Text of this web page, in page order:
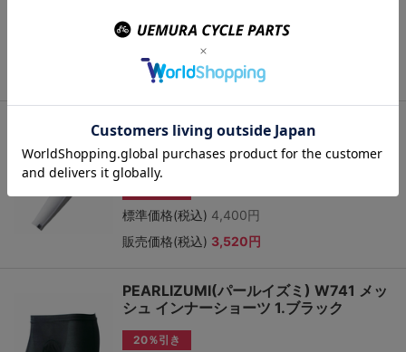
20％引き
標準価格(税込)
販売価格(税込) 12,320円
PEARLIZUMI(パールイズミ) W401 コー
ルドシェイドアームカバー 10.ホワイト
レディース
標準価格(税込) 4,400円
販売価格(税込) 3,520円
PEARLIZUMI(パールイズミ) W741 メッ
シュ インナーショーツ 1.ブラック
20％引き